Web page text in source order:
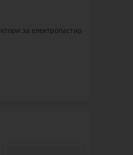
за електропастир